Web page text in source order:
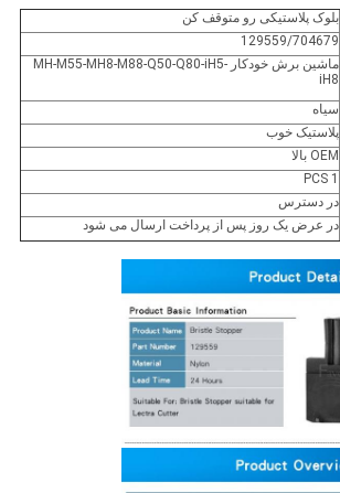
بلوک پلاستیکی رو متوقف کن
129559/704679
ماشین برش خودکار MH-M55-MH8-M88-Q50-Q80-iH5-
iH8
سیاه
پلاستیک خوب
OEM بالا
1 PCS
در دسترس
در عرض یک روز پس از پرداخت ارسال می شود